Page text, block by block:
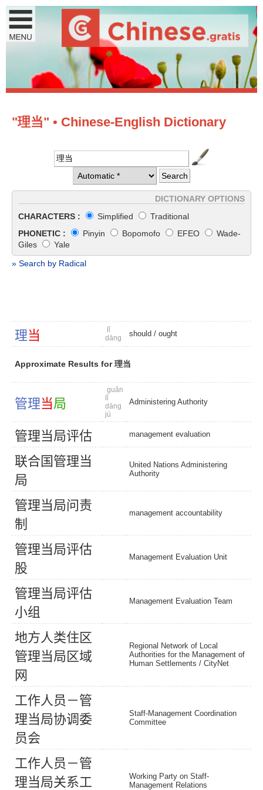
"理当" • Chinese-English Dictionary
DICTIONARY OPTIONS
CHARACTERS :
Simplified
Traditional
PHONETIC :
Pinyin Bopomofo EFEO
Wade-
Giles
Yale
» Search by Radical
理当
lǐ
dāng
should / ought
Approximate Results for 理当
管理当局
guǎn
lǐ
dāng
jú
Administering Authority
管理当局评估 management evaluation
联合国管理当
局
United Nations Administering
Authority
管理当局问责
制
management accountability
管理当局评估
股
Management Evaluation Unit
管理当局评估
小组
Management Evaluation Team
地方人类住区
管理当局 区域
网
Regional Network of Local
Authorities for the Management of
Human Settlements / CityNet
工作人 员 －管
理当局协调委
员会
Staff-Management Coordination
Committee
工作人 员 －管
理当局关系工
Working Party on Staff-
Management Relations